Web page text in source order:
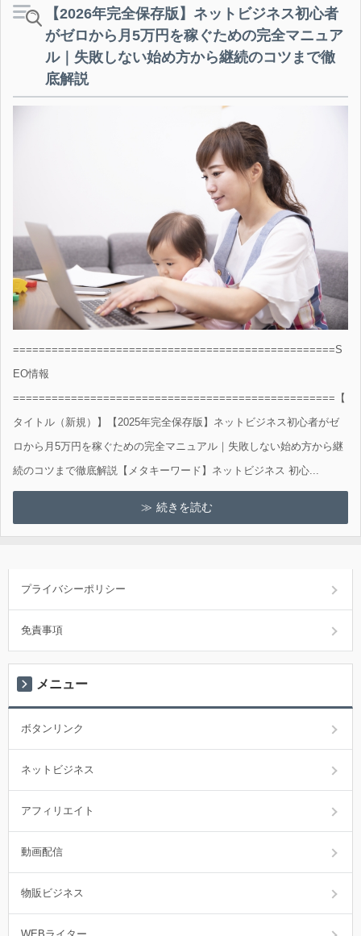
【2026年完全保存版】ネットビジネス初心者
がゼロから月5万円を稼ぐための完全マニュア
ル｜失敗しない始め方から継続のコツまで徹
底解説
==================================================S
EO情報
==================================================【
タイトル（新規）】【2025年完全保存版】ネットビジネス初心者がゼ
ロから月5万円を稼ぐための完全マニュアル｜失敗しない始め方から継
続のコツまで徹底解説【メタキーワード】ネットビジネス 初心...
続きを読む
プライバシーポリシー
免責事項
メニュー
ボタンリンク
ネットビジネス
アフィリエイト
動画配信
物販ビジネス